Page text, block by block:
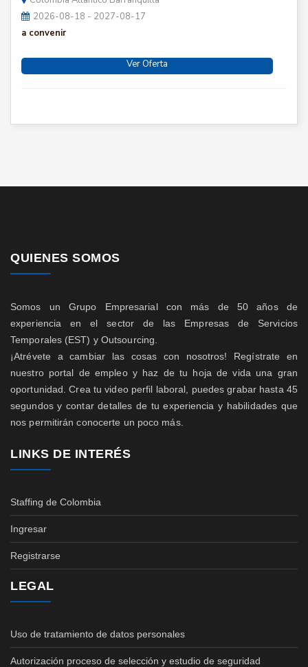
2026-08-18 - 2027-08-17
a convenir
Ver Oferta
QUIENES SOMOS
Somos un Grupo Empresarial con más de 50 años de
experiencia en el sector de las Empresas de Servicios
Temporales (EST) y Outsourcing.
¡Atrévete a cambiar las cosas con nosotros! Regístrate en
nuestro portal de empleo y haz de tu hoja de vida una gran
oportunidad. Crea tu video perfil laboral, puedes grabar hasta 45
segundos y contar detalles de tu experiencia y habilidades que
nos permitirán conocerte un poco más.
LINKS DE INTERÉS
Staffing de Colombia
Ingresar
Registrarse
LEGAL
Uso de tratamiento de datos personales
Autorización proceso de selección y estudio de seguridad